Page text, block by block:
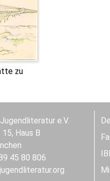
zu
e.V.
Haus B
45 80 806
jugendliteratur.org